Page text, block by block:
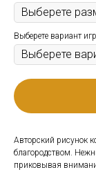
Выберете вариант
Авторский рисунок
благородством.
приковывая